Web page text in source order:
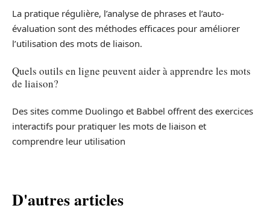
La pratique régulière, l’analyse de phrases et l’auto-
évaluation sont des méthodes efficaces pour améliorer
l’utilisation des mots de liaison.
Quels outils en ligne peuvent aider à apprendre les mots
de liaison?
Des sites comme Duolingo et Babbel offrent des exercices
interactifs pour pratiquer les mots de liaison et
comprendre leur utilisation
D'autres articles